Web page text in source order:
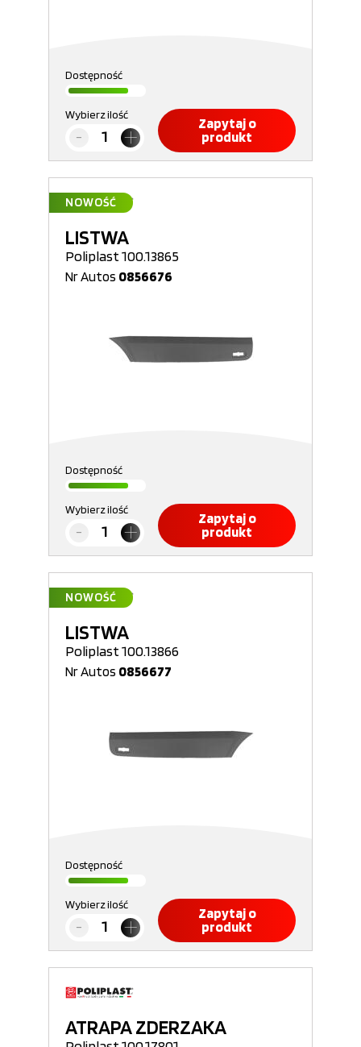
Dostępność
Wybierz ilość
Zapytaj o
produkt
NOWOŚĆ
LISTWA
Poliplast 100.13865
Nr Autos 0856676
Dostępność
Wybierz ilość
Zapytaj o
produkt
NOWOŚĆ
LISTWA
Poliplast 100.13866
Nr Autos 0856677
Dostępność
Wybierz ilość
Zapytaj o
produkt
ATRAPA ZDERZAKA